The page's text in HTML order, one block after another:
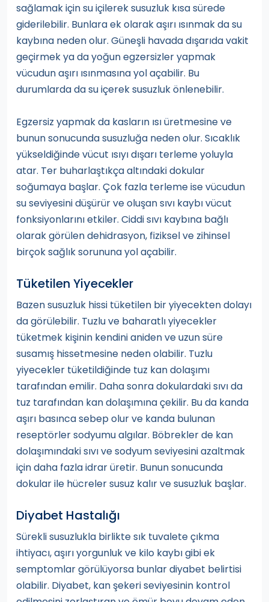
sağlamak için su içilerek susuzluk kısa sürede
giderilebilir. Bunlara ek olarak aşırı ısınmak da su
kaybına neden olur. Güneşli havada dışarıda vakit
geçirmek ya da yoğun egzersizler yapmak
vücudun aşırı ısınmasına yol açabilir. Bu
durumlarda da su içerek susuzluk önlenebilir.
Egzersiz yapmak da kasların ısı üretmesine ve
bunun sonucunda susuzluğa neden olur. Sıcaklık
yükseldiğinde vücut ısıyı dışarı terleme yoluyla
atar. Ter buharlaştıkça altındaki dokular
soğumaya başlar. Çok fazla terleme ise vücudun
su seviyesini düşürür ve oluşan sıvı kaybı vücut
fonksiyonlarını etkiler. Ciddi sıvı kaybına bağlı
olarak görülen dehidrasyon, fiziksel ve zihinsel
birçok sağlık sorununa yol açabilir.
Tüketilen Yiyecekler
Bazen susuzluk hissi tüketilen bir yiyecekten dolayı
da görülebilir. Tuzlu ve baharatlı yiyecekler
tüketmek kişinin kendini aniden ve uzun süre
susamış hissetmesine neden olabilir. Tuzlu
yiyecekler tüketildiğinde tuz kan dolaşımı
tarafından emilir. Daha sonra dokulardaki sıvı da
tuz tarafından kan dolaşımına çekilir. Bu da kanda
aşırı basınca sebep olur ve kanda bulunan
reseptörler sodyumu algılar. Böbrekler de kan
dolaşımındaki sıvı ve sodyum seviyesini azaltmak
için daha fazla idrar üretir. Bunun sonucunda
dokular ile hücreler susuz kalır ve susuzluk başlar.
Diyabet Hastalığı
Sürekli susuzlukla birlikte sık tuvalete çıkma
ihtiyacı, aşırı yorgunluk ve kilo kaybı gibi ek
semptomlar görülüyorsa bunlar diyabet belirtisi
olabilir. Diyabet, kan şekeri seviyesinin kontrol